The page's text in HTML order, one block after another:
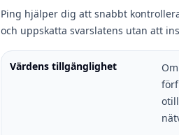
Ping hjälper dig att snabbt
och uppskatta svarslatens utan att
Värdens tillgänglighet